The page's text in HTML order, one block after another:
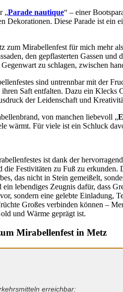
„Parade nautique“ – einer
Dekorationen. Diese Parade ist ein
zum Mirabellenfest für mich mehr
den gepflasterten Gassen
zu schlagen, zwischen
sind untrennbar mit der
Saft entfalten. Dazu ein Klecks
der Leidenschaft und
von manchen liebevoll „
wärmt. Für viele ist ein Schluck
ist dank der
die Festivitäten zu Fuß zu
das nicht in Stein gemeißelt,
lebendiges Zeugnis dafür, dass
sondern eine gelebte Einladung,
Großes verbinden können –
und Wärme geprägt ist.
Mirabellenfest in Metz
erreichbar: